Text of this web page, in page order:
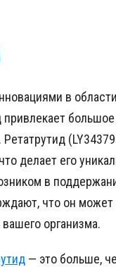
в
делает его
в
что он
организма.
— это больше,